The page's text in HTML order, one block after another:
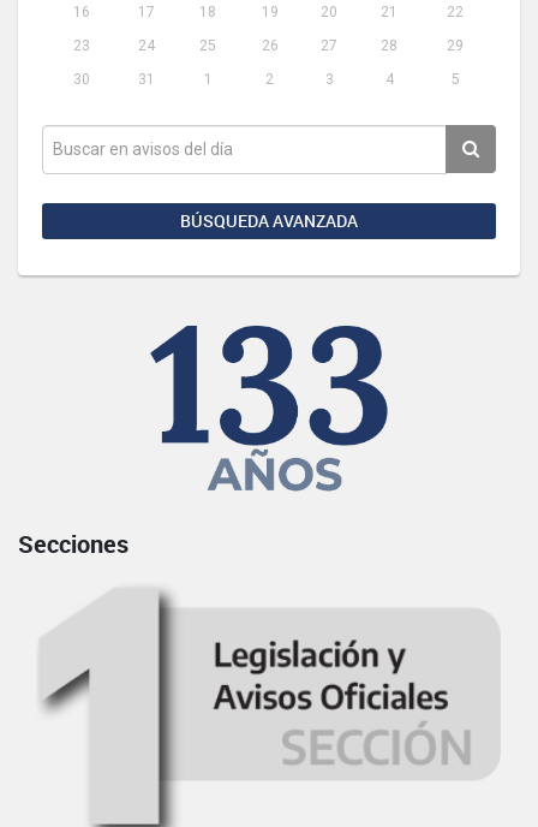
16
17 18 19 20 21
22
23
24 25 26 27 28
29
30
31 1 2 3 4 5
BÚSQUEDA AVANZADA
Secciones